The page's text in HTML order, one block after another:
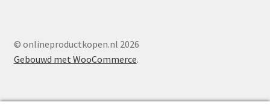
© onlineproductkopen.nl 2026
Gebouwd met WooCommerce.